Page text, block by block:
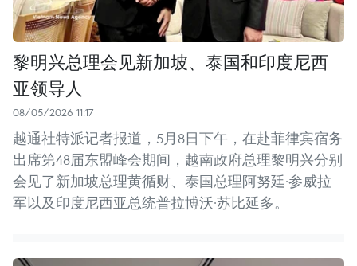
黎明兴总理会见新加坡、泰国和印度尼西
亚领导人
08/05/2026 11:17
越通社特派记者报道，5月8日下午，在赴菲律宾宿务
出席第48届东盟峰会期间，越南政府总理黎明兴分别
会见了新加坡总理黄循财、泰国总理阿努廷·参威拉
军以及印度尼西亚总统普拉博沃·苏比延多。